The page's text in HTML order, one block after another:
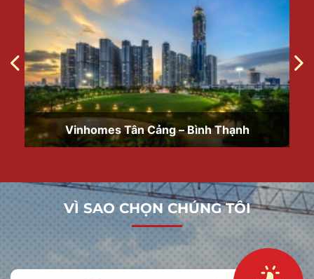
Vinhomes Tân Cảng – Bình Thạnh
VÌ SAO CHỌN CHÚNG TÔI